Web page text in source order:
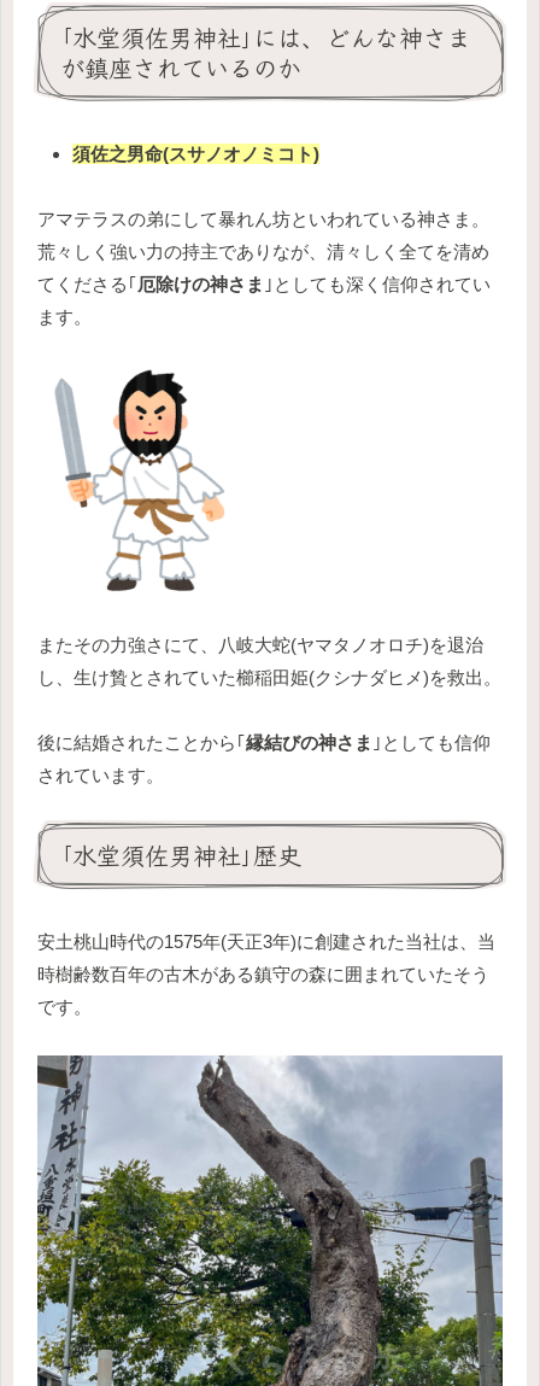
｢水堂須佐男神社｣には、どんな神さま
が鎮座されているのか
須佐之男命(スサノオノミコト)
アマテラスの弟にして暴れん坊といわれている神さま。
荒々しく強い力の持主でありなが、清々しく全てを清め
てくださる｢厄除けの神さま ｣としても深く信仰されてい
ます。
またその力強さにて、八岐大蛇(ヤマタノオロチ)を退治
し、生け贄とされていた櫛稲田姫(クシナダヒメ)を救出。
後に結婚されたことから｢縁結びの神さま ｣としても信仰
されています。
｢水堂須佐男神社｣歴史
安土桃山時代の1575年(天正3年)に創建された当社は、当
時樹齢数百年の古木がある鎮守の森に囲まれていたそう
です。